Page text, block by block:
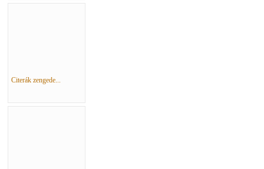
Citerák zengede...